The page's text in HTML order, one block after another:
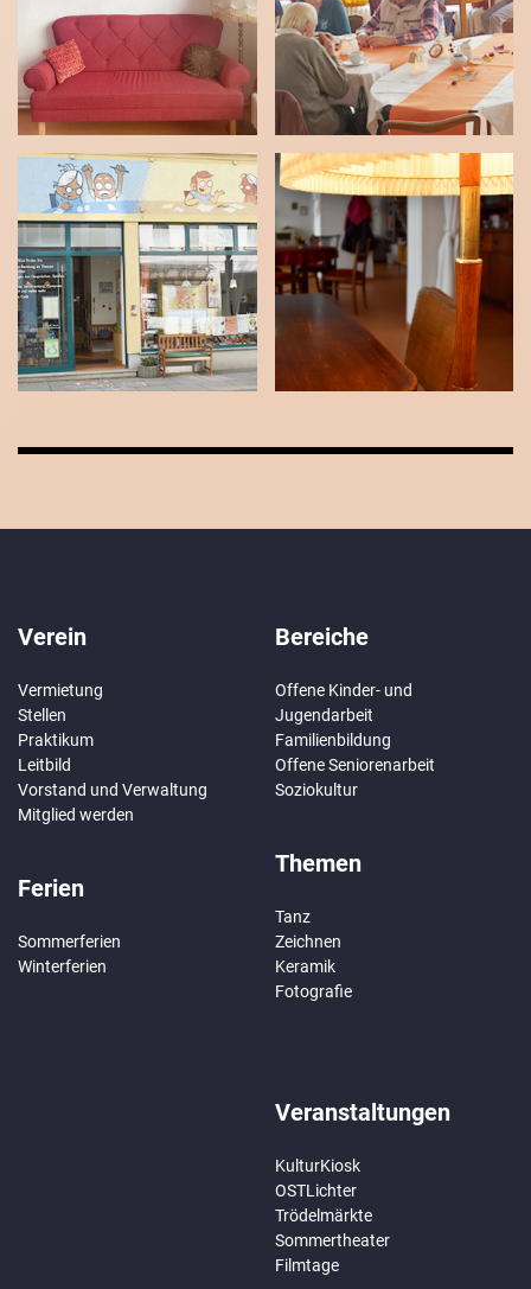
Verein
Vermietung
Stellen
Praktikum
Leitbild
Vorstand und Verwaltung
Mitglied werden
Ferien
Sommerferien
Winterferien
Bereiche
Offene Kinder- und
Jugendarbeit
Familienbildung
Offene Seniorenarbeit
Soziokultur
Themen
Tanz
Zeichnen
Keramik
Fotografie
Veranstaltungen
KulturKiosk
OSTLichter
Trödelmärkte
Sommertheater
Filmtage